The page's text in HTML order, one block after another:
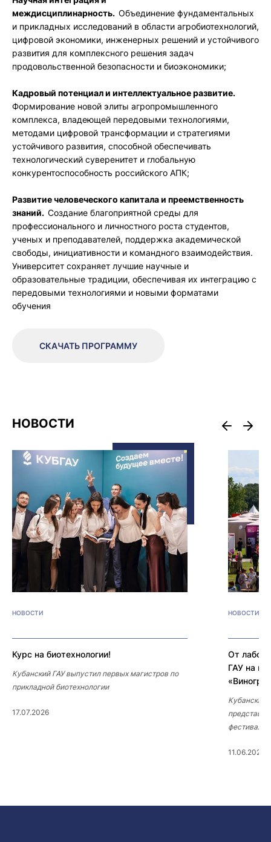
междисциплинарность. Объединение фундаментальных
и прикладных исследований в области агробиотехнологий,
цифровой экономики, инженерных решений и устойчивого
развития для комплексного решения задач
продовольственной безопасности и биоэкономики;
Кадровый потенциал и интеллектуальное развитие.
Формирование новой элиты агропромышленного
комплекса, владеющей передовыми технологиями,
методами цифровой трансформации и стратегиями
устойчивого развития, способной обеспечивать
технологический суверенитет и глобальную
конкурентоспособность российского АПК;
Развитие человеческого капитала и преемственность
знаний. Создание благоприятной среды для
профессионального и личностного роста студентов,
ученых и преподавателей, поддержка академической
свободы, инициативности и командного взаимодействия.
Университет сохраняет лучшие научные и
образовательные традиции, обеспечивая их интеграцию с
передовыми технологиями и новыми форматами
обучения
СКАЧАТЬ ПРОГРАММУ
НОВОСТИ
НОВОСТИ
Курс на биотехнологии!
Кубанский ГАУ выпустил первых магистров по
прикладной биотехнологии
17.07.2026
НОВОСТИ
От
ГАУ на
Кубанский
фестивале
11.06.2026